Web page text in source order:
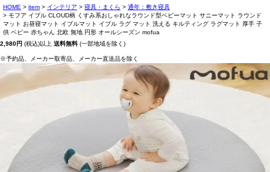
HOME item インテリア 寝具・まくら
通年：敷き寝具
モフア イブル CLOUD柄 くすみ系おしゃれなラウンド型ベビーマット サニーマット ラウンド
マット お昼寝マット イブルマット イブル ラグ マット 洗える キルティング ラグマット 厚手 子
供 ベビー 赤ちゃん 北欧 無地 円形 オールシーズン mofua
2,980円 (税込)以上 送料無料 (一部地域を除く)
※予約品、メーカー取寄品、メーカー直送品を除く